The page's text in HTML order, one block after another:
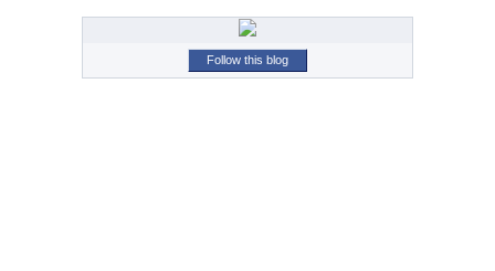
Follow this blog